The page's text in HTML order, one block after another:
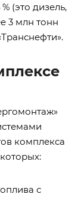
(это дизель,
3 млн тонн
комплекса
с